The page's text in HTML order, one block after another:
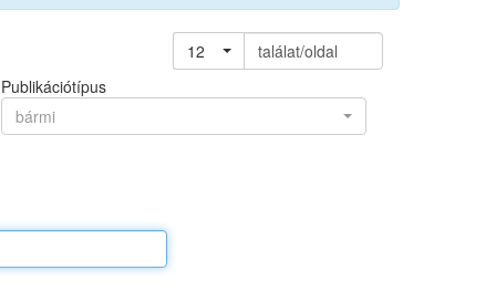
12
találat/oldal
Publikációtípus
bármi